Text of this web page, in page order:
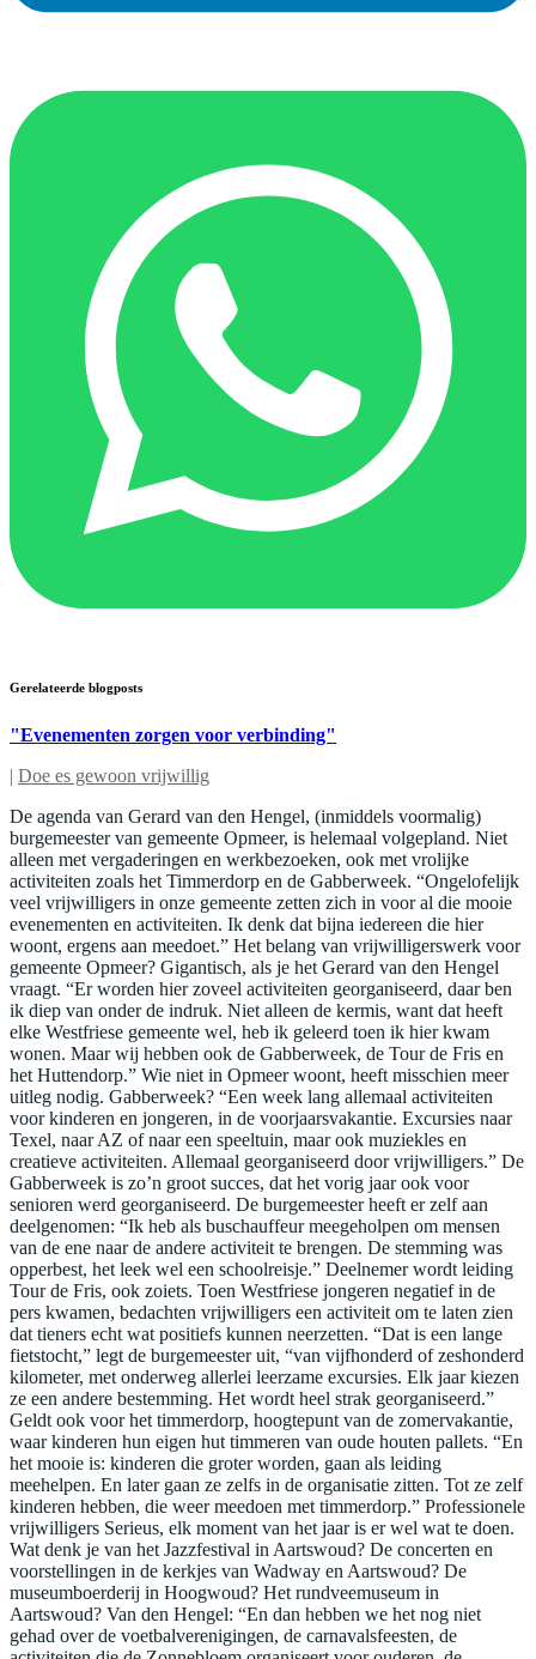
Gerelateerde blogposts
"Evenementen zorgen voor verbinding"
| Doe es gewoon vrijwillig
De agenda van Gerard van den Hengel, (inmiddels voormalig)
burgemeester van gemeente Opmeer, is helemaal volgepland. Niet
alleen met vergaderingen en werkbezoeken, ook met vrolijke
activiteiten zoals het Timmerdorp en de Gabberweek. “Ongelofelijk
veel vrijwilligers in onze gemeente zetten zich in voor al die mooie
evenementen en activiteiten. Ik denk dat bijna iedereen die hier
woont, ergens aan meedoet.” Het belang van vrijwilligerswerk voor
gemeente Opmeer? Gigantisch, als je het Gerard van den Hengel
vraagt. “Er worden hier zoveel activiteiten georganiseerd, daar ben
ik diep van onder de indruk. Niet alleen de kermis, want dat heeft
elke Westfriese gemeente wel, heb ik geleerd toen ik hier kwam
wonen. Maar wij hebben ook de Gabberweek, de Tour de Fris en
het Huttendorp.” Wie niet in Opmeer woont, heeft misschien meer
uitleg nodig. Gabberweek? “Een week lang allemaal activiteiten
voor kinderen en jongeren, in de voorjaarsvakantie. Excursies naar
Texel, naar AZ of naar een speeltuin, maar ook muziekles en
creatieve activiteiten. Allemaal georganiseerd door vrijwilligers.” De
Gabberweek is zo’n groot succes, dat het vorig jaar ook voor
senioren werd georganiseerd. De burgemeester heeft er zelf aan
deelgenomen: “Ik heb als buschauffeur meegeholpen om mensen
van de ene naar de andere activiteit te brengen. De stemming was
opperbest, het leek wel een schoolreisje.” Deelnemer wordt leiding
Tour de Fris, ook zoiets. Toen Westfriese jongeren negatief in de
pers kwamen, bedachten vrijwilligers een activiteit om te laten zien
dat tieners echt wat positiefs kunnen neerzetten. “Dat is een lange
fietstocht,” legt de burgemeester uit, “van vijfhonderd of zeshonderd
kilometer, met onderweg allerlei leerzame excursies. Elk jaar kiezen
ze een andere bestemming. Het wordt heel strak georganiseerd.”
Geldt ook voor het timmerdorp, hoogtepunt van de zomervakantie,
waar kinderen hun eigen hut timmeren van oude houten pallets. “En
het mooie is: kinderen die groter worden, gaan als leiding
meehelpen. En later gaan ze zelfs in de organisatie zitten. Tot ze zelf
kinderen hebben, die weer meedoen met timmerdorp.” Professionele
vrijwilligers Serieus, elk moment van het jaar is er wel wat te doen.
Wat denk je van het Jazzfestival in Aartswoud? De concerten en
voorstellingen in de kerkjes van Wadway en Aartswoud? De
museumboerderij in Hoogwoud? Het rundveemuseum in
Aartswoud? Van den Hengel: “En dan hebben we het nog niet
gehad over de voetbalverenigingen, de carnavalsfeesten, de